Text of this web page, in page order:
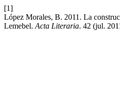
[1]
López Morales, B. 2011. La
Lemebel. Acta Literaria. 42 (jul.